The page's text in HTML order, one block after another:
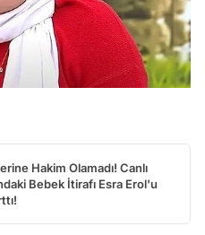
Hakim Olamadı! Canlı
Bebek İtirafı Esra Erol'u